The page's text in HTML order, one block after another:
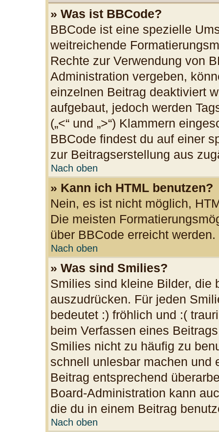
» Was ist BBCode?
BBCode ist eine spezielle
weitreichende
Rechte zur Verwendung von
Administration vergeben,
einzelnen Beitrag deaktiviert
aufgebaut, jedoch werden
(„<“ und „>“) Klammern
BBCode findest du auf einer
zur Beitragserstellung aus
Nach oben
» Kann ich HTML benutzen?
Nein, es ist nicht möglich,
Die meisten
über BBCode erreicht werden.
Nach oben
» Was sind Smilies?
Smilies sind kleine Bilder, die
auszudrücken. Für jeden
bedeutet :) fröhlich und :(
beim Verfassen eines
Smilies nicht zu häufig zu
schnell unlesbar machen und
Beitrag entsprechend
Board-Administration kann
die du in einem Beitrag
Nach oben